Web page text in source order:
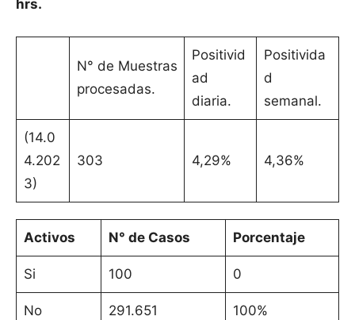
hrs.
N° de Muestras
procesadas.
Positivid
ad
diaria.
Positivida
d
semanal.
(14.0
4.202
3)
303 4,29% 4,36%
Activos N° de Casos Porcentaje
Si 100 0
No 291.651 100%